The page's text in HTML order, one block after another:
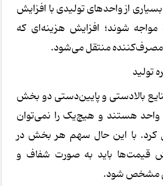
از واحدهای تولیدی با افزایش
شوند؛ افزایش هزینه‌ای که
مصرف‌کننده منتقل می‌شود.
تولید
بالادستی و پایین‌دستی دو بخش
واحد هستند و هیچ‌یک را نمی‌توان
کرد. با این حال سهم هر بخش در
قیمت‌ها باید به صورت شفاف و
مشخص شود.